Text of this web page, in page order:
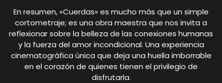
En resumen, «Cuerdas» es mucho más que un simple
cortometraje; es una obra maestra que nos invita a
reflexionar sobre la belleza de las conexiones humanas
y la fuerza del amor incondicional. Una experiencia
cinematográfica única que deja una huella imborrable
en el corazón de quienes tienen el privilegio de
disfrutarla.